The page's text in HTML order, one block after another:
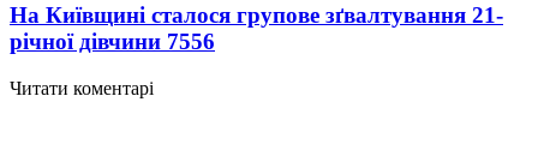
На Київщині сталося групове зґвалтування 21-
річної дівчини 7556
Читати коментарі